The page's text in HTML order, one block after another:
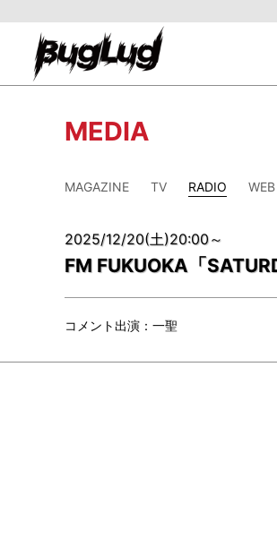
MEDIA
MAGAZINE TV RADIO WEB
2025/12/20(土)20:00～
FM FUKUOKA「
コメント出演：一聖